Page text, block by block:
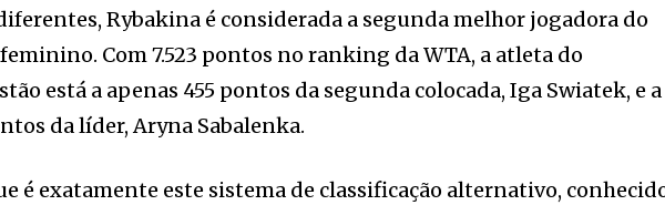
Rybakina é considerada a segunda melhor jogadora do
Com 7.523 pontos no ranking da WTA, a atleta do
está a apenas 455 pontos da segunda colocada, Iga Swiatek, e a
da líder, Aryna Sabalenka.
é exatamente este sistema de classificação alternativo,